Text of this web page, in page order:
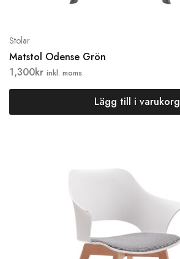
Stolar
Matstol Odense Grön
1,300kr inkl. moms
Lägg till i varukorg